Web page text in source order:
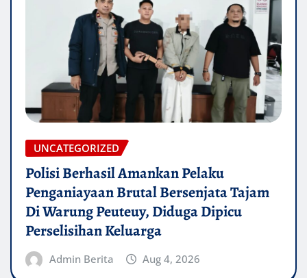
UNCATEGORIZED
Polisi Berhasil Amankan Pelaku
Penganiayaan Brutal Bersenjata Tajam
Di Warung Peuteuy, Diduga Dipicu
Perselisihan Keluarga
Admin Berita Aug 4, 2026